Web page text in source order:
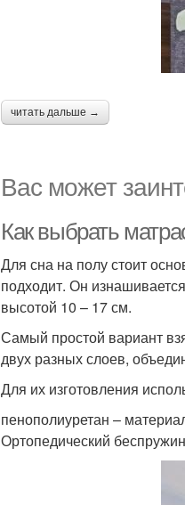
читать дальше →
Вас может
Как выбрать
Для сна на полу стоит
подходит. Он
высотой 10 – 17 см.
Самый простой вариант
двух разных слоев,
Для их изготовления
пенополиуретан –
Ортопедический